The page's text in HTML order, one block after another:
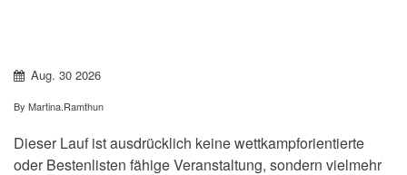
Aug. 30 2026
By Martina.Ramthun
Dieser Lauf ist ausdrücklich keine wettkampforientierte
oder Bestenlisten fähige Veranstaltung, sondern vielmehr